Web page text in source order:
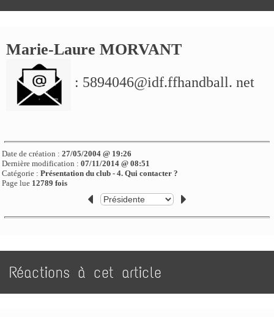
Marie-Laure MORVANT
: 5894046@idf.ffhandball. net
Date de création :27/05/2004 @ 19:26
Dernière modification :07/11/2014 @ 08:51
Catégorie :Présentation du club - 4. Qui contacter ?
Page lue 12789 fois
Réactions à cet article